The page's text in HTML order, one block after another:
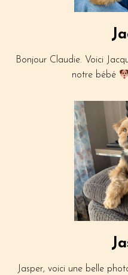
Bonjour Claudie. Voici
notre bébé
Jasper, voici une belle